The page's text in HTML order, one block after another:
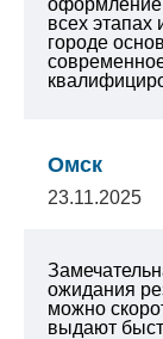
оформление
всех
городе
Омск
23.11.2025
ожидания
можно
выдают